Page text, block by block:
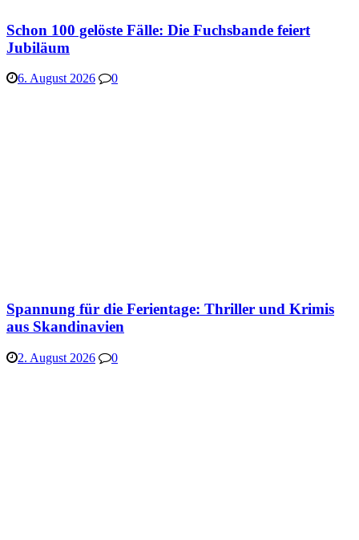
Schon 100 gelöste Fälle: Die Fuchsbande feiert
Jubiläum
6. August 2026 0
Spannung für die Ferientage: Thriller und Krimis
aus Skandinavien
2. August 2026 0